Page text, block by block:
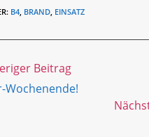
: B4 BRAND EINSATZ
Beitrag
Wochenende!